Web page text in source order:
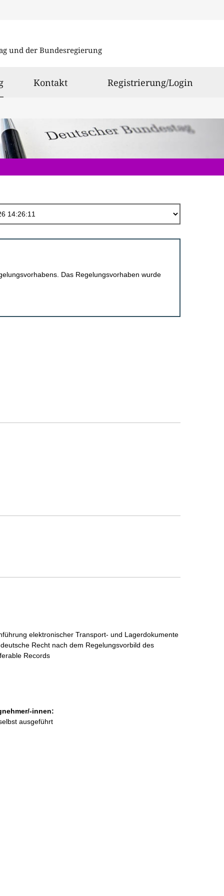
und der Bundesregierung
ausgewählt
Kontakt Registrierung/Login
Das Regelungsvorhaben wurde
elektronischer Transport- und Lagerdokumente
Recht nach dem Regelungsvorbild des
Records
innen:
ausgeführt